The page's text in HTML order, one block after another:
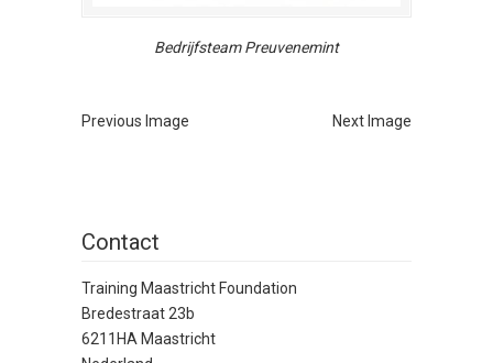
Bedrijfsteam Preuvenemint
Previous Image Next Image
Contact
Training Maastricht Foundation
Bredestraat 23b
6211HA Maastricht